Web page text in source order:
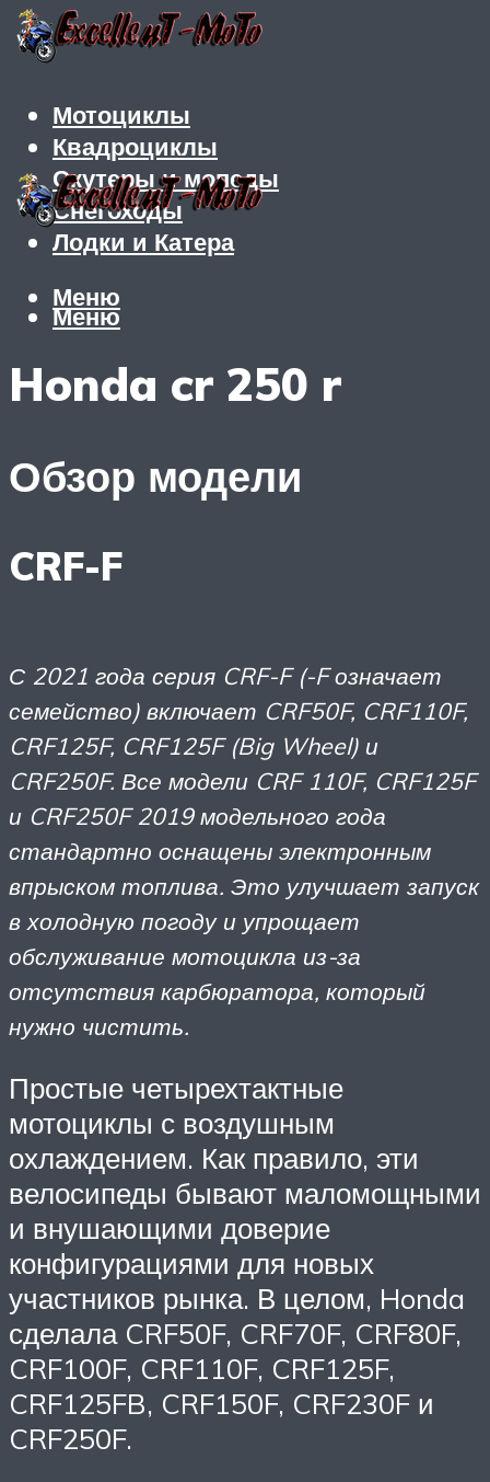
Мотоциклы
Квадроциклы
Скутеры и мопеды
Снегоходы
Лодки и Катера
Меню
Меню
Honda cr 250 r
Обзор модели
CRF-F
С 2021 года серия CRF-F (-F означает
семейство) включает CRF50F, CRF110F,
CRF125F, CRF125F (Big Wheel) и
CRF250F. Все модели CRF 110F, CRF125F
и CRF250F 2019 модельного года
стандартно оснащены электронным
впрыском топлива. Это улучшает запуск
в холодную погоду и упрощает
обслуживание мотоцикла из-за
отсутствия карбюратора, который
нужно чистить.
Простые четырехтактные
мотоциклы с воздушным
охлаждением. Как правило, эти
велосипеды бывают маломощными
и внушающими доверие
конфигурациями для новых
участников рынка. В целом, Honda
сделала CRF50F, CRF70F, CRF80F,
CRF100F, CRF110F, CRF125F,
CRF125FB, CRF150F, CRF230F и
CRF250F.